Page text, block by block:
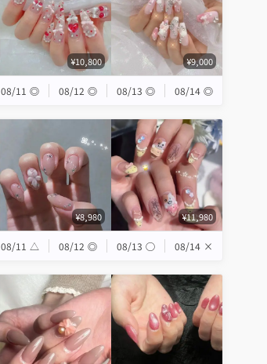
¥10,800 ¥9,000
08/11 ◎ 08/12 ◎ 08/13 ◎ 08/14 ◎
¥8,980 ¥11,980
08/11 △ 08/12 ◎ 08/13 ◯ 08/14 ×